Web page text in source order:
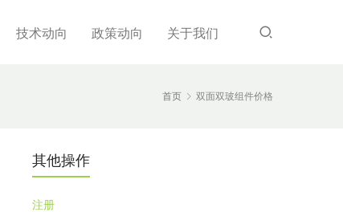
技术动向 政策动向 关于我们
首页 双面双玻组件价格
其他操作
注册